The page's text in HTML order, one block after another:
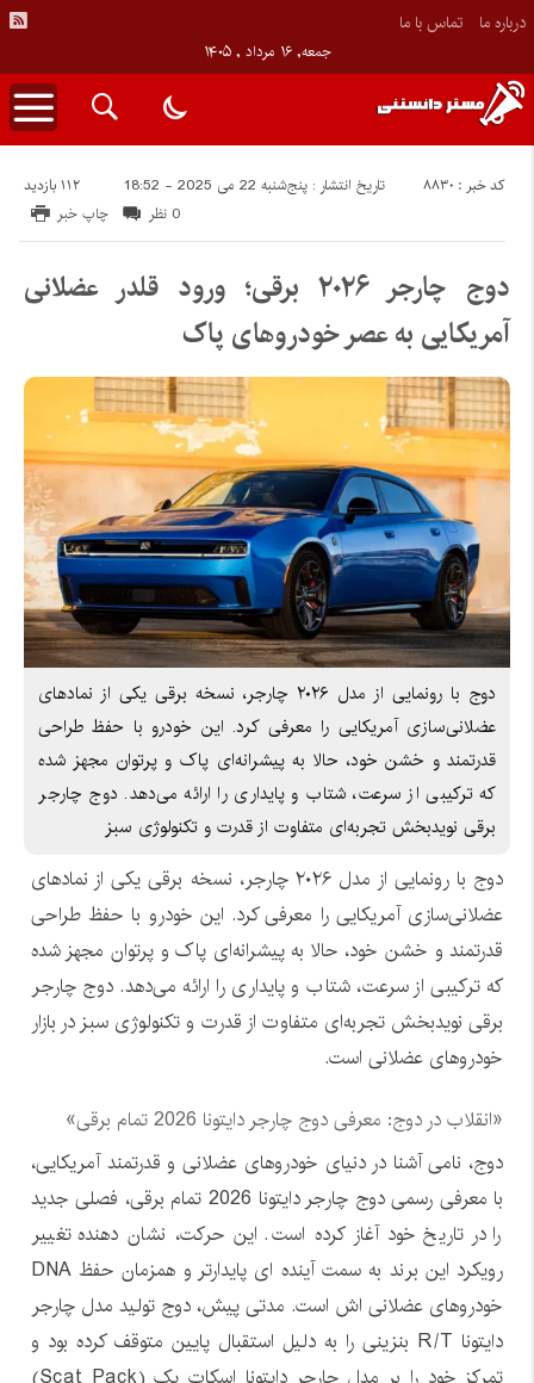
درباره ما تماس با ما
جمعه, ۱۶ مرداد , ۱۴۰۵
تاریخ انتشار : پنج‌شنبه 22 می 2025 - 18:52 112 بازدید کد خبر : 8830
چاپ خبر 0 نظر
دوج چارجر ۲۰۲۶ برقی؛ ورود قلدر عضلانی
آمریکایی به عصر خودروهای پاک
دوج با رونمایی از مدل ۲۰۲۶ چارجر، نسخه برقی یکی از نمادهای
عضلانی‌سازی آمریکایی را معرفی کرد. این خودرو با حفظ طراحی
قدرتمند و خشن خود، حالا به پیشرانه‌ای پاک و پرتوان مجهز شده
که ترکیبی از سرعت، شتاب و پایداری را ارائه می‌دهد. دوج چارجر
برقی نویدبخش تجربه‌ای متفاوت از قدرت و تکنولوژی سبز
دوج با رونمایی از مدل ۲۰۲۶ چارجر، نسخه برقی یکی از نمادهای
عضلانی‌سازی آمریکایی را معرفی کرد. این خودرو با حفظ طراحی
قدرتمند و خشن خود، حالا به پیشرانه‌ای پاک و پرتوان مجهز شده
که ترکیبی از سرعت، شتاب و پایداری را ارائه می‌دهد. دوج چارجر
برقی نویدبخش تجربه‌ای متفاوت از قدرت و تکنولوژی سبز در بازار
خودروهای عضلانی است.
«انقلاب در دوج: معرفی دوج چارجر دایتونا 2026 تمام برقی»
دوج، نامی آشنا در دنیای خودروهای عضلانی و قدرتمند آمریکایی،
با معرفی رسمی دوج چارجر دایتونا 2026 تمام برقی، فصلی جدید
را در تاریخ خود آغاز کرده است. این حرکت، نشان دهنده تغییر
رویکرد این برند به سمت آینده ای پایدارتر و همزمان حفظ DNA
خودروهای عضلانی اش است. مدتی پیش، دوج تولید مدل چارجر
دایتونا R/T بنزینی را به دلیل استقبال پایین متوقف کرده بود و